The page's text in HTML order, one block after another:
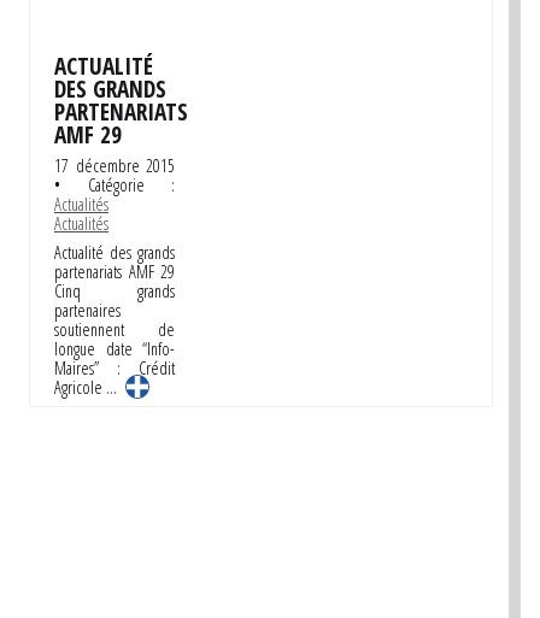
ACTUALITÉ
DES GRANDS
PARTENARIATS
AMF 29
17 décembre 2015
• Catégorie :
Actualités
Actualités
Actualité des grands
partenariats AMF 29
Cinq grands
partenaires
soutiennent de
longue date “Info-
Maires” : Crédit
Agricole …